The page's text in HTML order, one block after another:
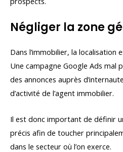
Négliger la zone
Dans l’immobilier, la localisation
Une campagne Google Ads mal
des annonces auprès
d’activité de l’agent immobilier.
Il est donc important de définir
précis afin de toucher
dans le secteur où l’on exerce.